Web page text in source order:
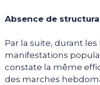
Absence de
Par la suite, durant
manifestations
constate la même
des marches